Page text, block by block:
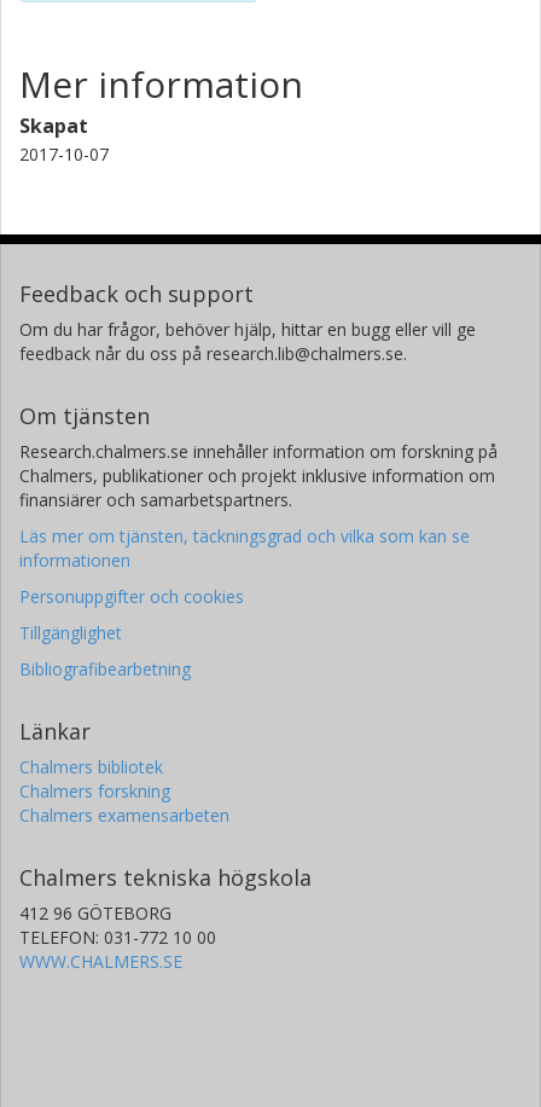
Mer information
Skapat
2017-10-07
Feedback och support
Om du har frågor, behöver hjälp, hittar en bugg eller vill ge
feedback når du oss på research.lib@chalmers.se.
Om tjänsten
Research.chalmers.se innehåller information om forskning på
Chalmers, publikationer och projekt inklusive information om
finansiärer och samarbetspartners.
Läs mer om tjänsten, täckningsgrad och vilka som kan se
informationen
Personuppgifter och cookies
Tillgänglighet
Bibliografibearbetning
Länkar
Chalmers bibliotek
Chalmers forskning
Chalmers examensarbeten
Chalmers tekniska högskola
412 96 GÖTEBORG
TELEFON: 031-772 10 00
WWW.CHALMERS.SE